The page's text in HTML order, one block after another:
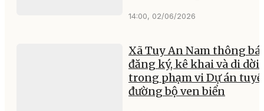
14:00, 02/06/2026
Xã Tuy An Nam thông
đăng ký, kê khai và di dời
trong phạm vi Dự án
đường bộ ven biển